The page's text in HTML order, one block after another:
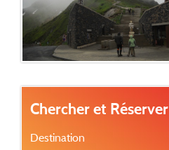
Chercher et Réserver
Destination